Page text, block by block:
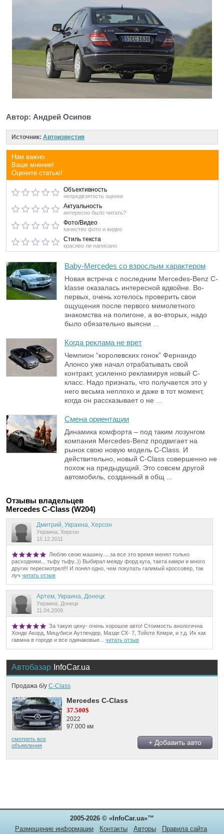
Автор: Андрей Осипов
Источник: Автоизвестия
Нам важно
Ваше мнение!
Оцените статью!
Объективность
непредвзятость оценки
Актуальность
интересно было читать?
Фото/Видео
качество фото и видео
Стиль текста
красиво ли написано
Baby-Mercedes со взрослым характером
Новая встреча с последним Mercedes-Benz С-
klasse оказалась интересной вдвойне. Во-
первых, очень хотелось проверить свои
ощущения после первого мимолетного
знакомства на полигоне, а во-вторых, надо
было обязательно выясни ...
Когда реклама не врет
Чемпион “королевских гонок” Фернандо
Алонсо уже начал отрабатывать свой
контракт, усиленно рекламируя новый C-
класс. Надо признать, что получается это у
него весьма неплохо и даже в тот момент,
когда он рассказывает о не ...
Смена ориентации
Динамика комфорта – под таким лозунгом
компания Mercedes-Benz продвигает на
рынок свою новую модель С-Class. И
действительно, новый С-Class совершенно не
похож на предыдущий. Это совсем другой
автомобиль, созданный в общ ...
Отзывы владельцев
Mercedes C-Class (W204)
Дмитрий, Украина, Херсон
Украина, Херсон
15.12.2011
Люблю свою машину.....за все это время менял только
расходники... тьфу тьфу..)) Выбирал между форд куга, таета камри и много
других пересмотрел!!! И понял одно, чем покупать галимый кроссовер, так
луч читать отзыв
Артем, Украина, Донецк
Украина, Донецк
11.04.2009
За такую цену- очень хорошое авто! Стоимость анологична
Хонде Акорд, Мицубиси Аутлендер, Мазде СХ- 7, Тойоте Кемри, и т.д. Их как
гавмна в городе и все одинаковые... читать отзыв
Автобазар InfoCar.ua
Продажа б/у C-Class
Mercedes C-Class
37.500$
2022
97.000 км
+ Добавить авто
смотреть все
объявления
2005-2026 © «InfoCar.ua»™
Размещение информации
Контакты Авторы Правила сайта